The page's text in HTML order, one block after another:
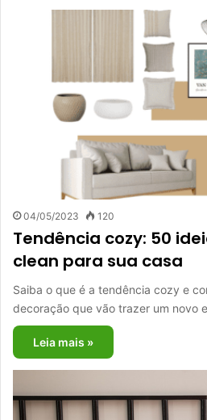
04/05/2023 120
Tendência cozy: 50
clean para sua casa
Saiba o que é a tendência cozy e
decoração que vão trazer um novo
Leia mais »